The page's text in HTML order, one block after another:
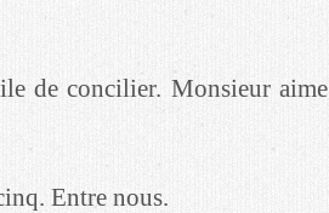
de concilier. Monsieur aime
Entre nous.